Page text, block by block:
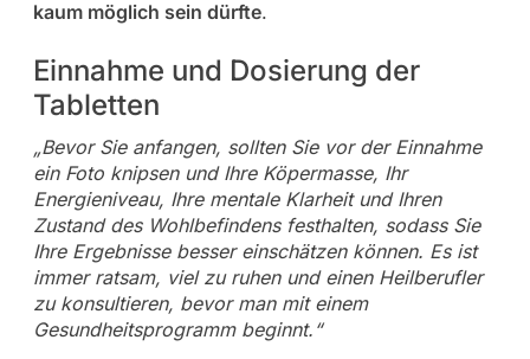
kaum möglich sein dürfte.
Einnahme und Dosierung der
Tabletten
„Bevor Sie anfangen, sollten Sie vor der Einnahme
ein Foto knipsen und Ihre Köpermasse, Ihr
Energieniveau, Ihre mentale Klarheit und Ihren
Zustand des Wohlbefindens festhalten, sodass Sie
Ihre Ergebnisse besser einschätzen können. Es ist
immer ratsam, viel zu ruhen und einen Heilberufler
zu konsultieren, bevor man mit einem
Gesundheitsprogramm beginnt.“